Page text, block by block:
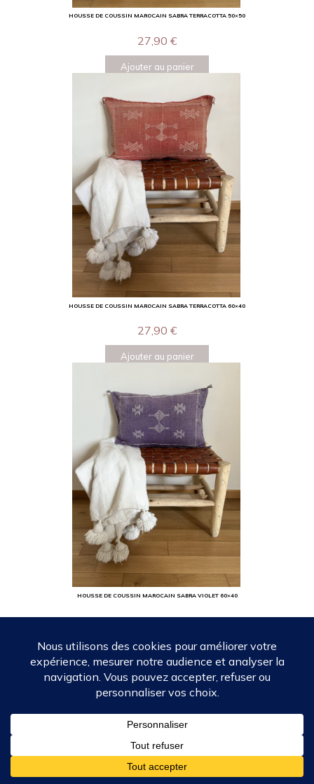
HOUSSE DE COUSSIN MAROCAIN SABRA TERRACOTTA 50×50
27,90 €
Ajouter au panier
HOUSSE DE COUSSIN MAROCAIN SABRA TERRACOTTA 60×40
27,90 €
Ajouter au panier
HOUSSE DE COUSSIN MAROCAIN SABRA VIOLET 60×40
27,90€
Ajouter au panier